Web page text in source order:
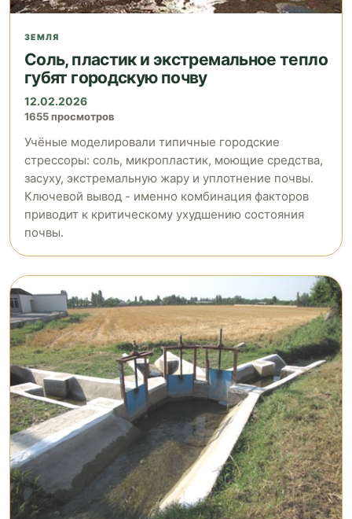
ЗЕМЛЯ
Соль, пластик и экстремальное тепло
губят городскую почву
12.02.2026
1655 просмотров
Учёные моделировали типичные городские
стрессоры: соль, микропластик, моющие средства,
засуху, экстремальную жару и уплотнение почвы.
Ключевой вывод - именно комбинация факторов
приводит к критическому ухудшению состояния
почвы.